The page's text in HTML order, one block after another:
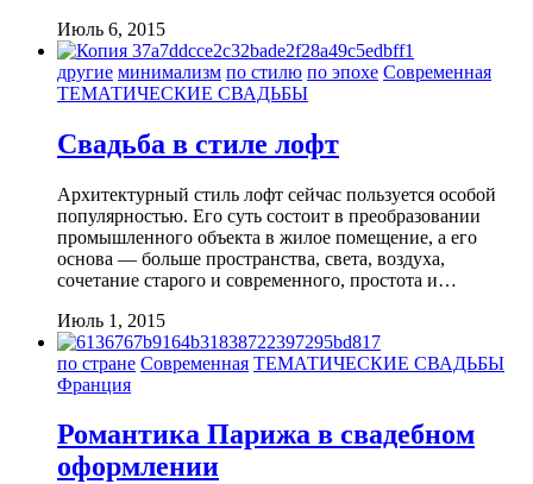
Июль 6, 2015
другие минимализм по стилю по эпохе Современная
ТЕМАТИЧЕСКИЕ СВАДЬБЫ
Свадьба в стиле лофт
Архитектурный стиль лофт сейчас пользуется особой
популярностью. Его суть состоит в преобразовании
промышленного объекта в жилое помещение, а его
основа — больше пространства, света, воздуха,
сочетание старого и современного, простота и…
Июль 1, 2015
по стране Современная ТЕМАТИЧЕСКИЕ СВАДЬБЫ
Франция
Романтика Парижа в свадебном
оформлении